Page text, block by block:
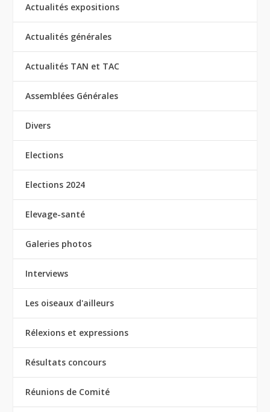
Actualités expositions
Actualités générales
Actualités TAN et TAC
Assemblées Générales
Divers
Elections
Elections 2024
Elevage-santé
Galeries photos
Interviews
Les oiseaux d'ailleurs
Rélexions et expressions
Résultats concours
Réunions de Comité